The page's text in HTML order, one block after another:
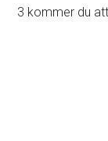
3 kommer du